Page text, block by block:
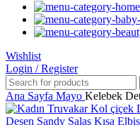
Wishlist
Login / Register
Ana Sayfa Mayo Kelebek